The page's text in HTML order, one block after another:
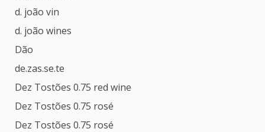
d. joão vin
d. joão wines
Dão
de.zas.se.te
Dez Tostões 0.75 red wine
Dez Tostões 0.75 rosé
Dez Tostões 0.75 rosé